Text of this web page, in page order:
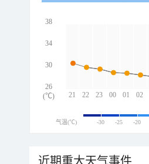
21 22 23 00 01 02
38
34
30
26
(℃)
气温(℃) -30 -25 -20
近期重大天气事件